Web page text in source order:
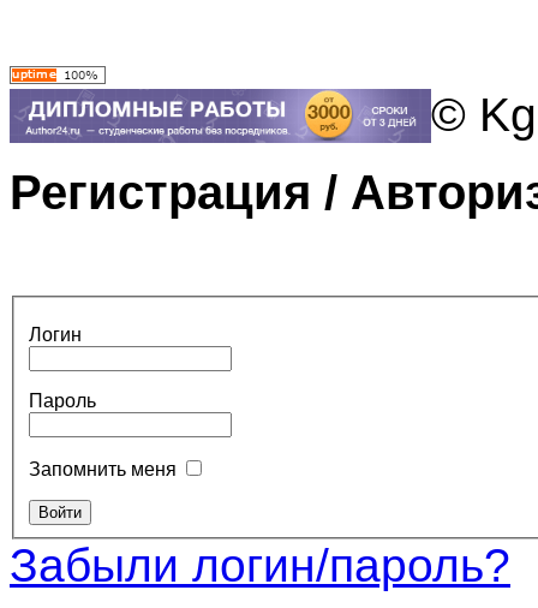
©
Регистрация /
Логин
Пароль
Запомнить меня
Забыли логин/пароль?